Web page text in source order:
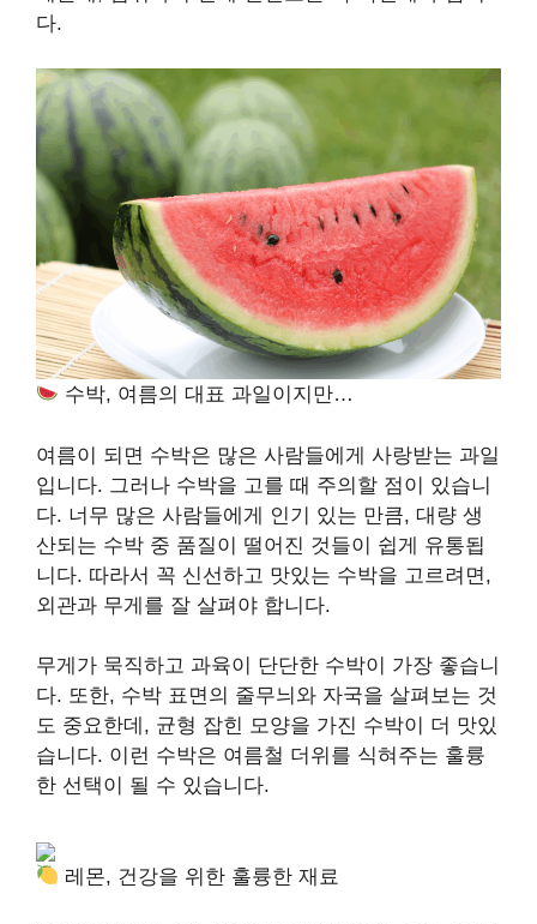
다.
수박, 여름의 대표 과일이지만…
여름이 되면 수박은 많은 사람들에게 사랑받는 과일
입니다. 그러나 수박을 고를 때 주의할 점이 있습니
다. 너무 많은 사람들에게 인기 있는 만큼, 대량 생
산되는 수박 중 품질이 떨어진 것들이 쉽게 유통됩
니다. 따라서 꼭 신선하고 맛있는 수박을 고르려면,
외관과 무게를 잘 살펴야 합니다.
무게가 묵직하고 과육이 단단한 수박이 가장 좋습니
다. 또한, 수박 표면의 줄무늬와 자국을 살펴보는 것
도 중요한데, 균형 잡힌 모양을 가진 수박이 더 맛있
습니다. 이런 수박은 여름철 더위를 식혀주는 훌륭
한 선택이 될 수 있습니다.
레몬, 건강을 위한 훌륭한 재료